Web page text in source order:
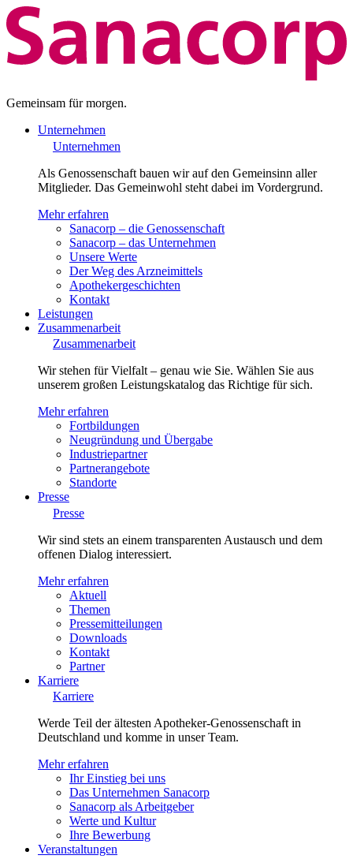
Gemeinsam für morgen.
Unternehmen
Unternehmen
Als Genossenschaft bauen wir auf den Gemeinsinn aller
Mitglieder. Das Gemeinwohl steht dabei im Vordergrund.
Mehr erfahren
Sanacorp – die Genossenschaft
Sanacorp – das Unternehmen
Unsere Werte
Der Weg des Arzneimittels
Apothekergeschichten
Kontakt
Leistungen
Zusammenarbeit
Zusammenarbeit
Wir stehen für Vielfalt – genau wie Sie. Wählen Sie aus
unserem großen Leistungskatalog das Richtige für sich.
Mehr erfahren
Fortbildungen
Neugründung und Übergabe
Industriepartner
Partnerangebote
Standorte
Presse
Presse
Wir sind stets an einem transparenten Austausch und dem
offenen Dialog interessiert.
Mehr erfahren
Aktuell
Themen
Pressemitteilungen
Downloads
Kontakt
Partner
Karriere
Karriere
Werde Teil der ältesten Apotheker-Genossenschaft in
Deutschland und komme in unser Team.
Mehr erfahren
Ihr Einstieg bei uns
Das Unternehmen Sanacorp
Sanacorp als Arbeitgeber
Werte und Kultur
Ihre Bewerbung
Veranstaltungen